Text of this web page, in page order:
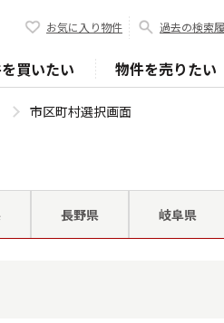
お気に入り物件 過去の検索
買いたい 物件を売りたい
市区町村選択画面
長野県 岐阜県